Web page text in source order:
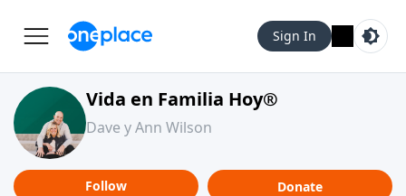
Sign In
Vida en Familia Hoy®
Dave y Ann Wilson
Follow Donate